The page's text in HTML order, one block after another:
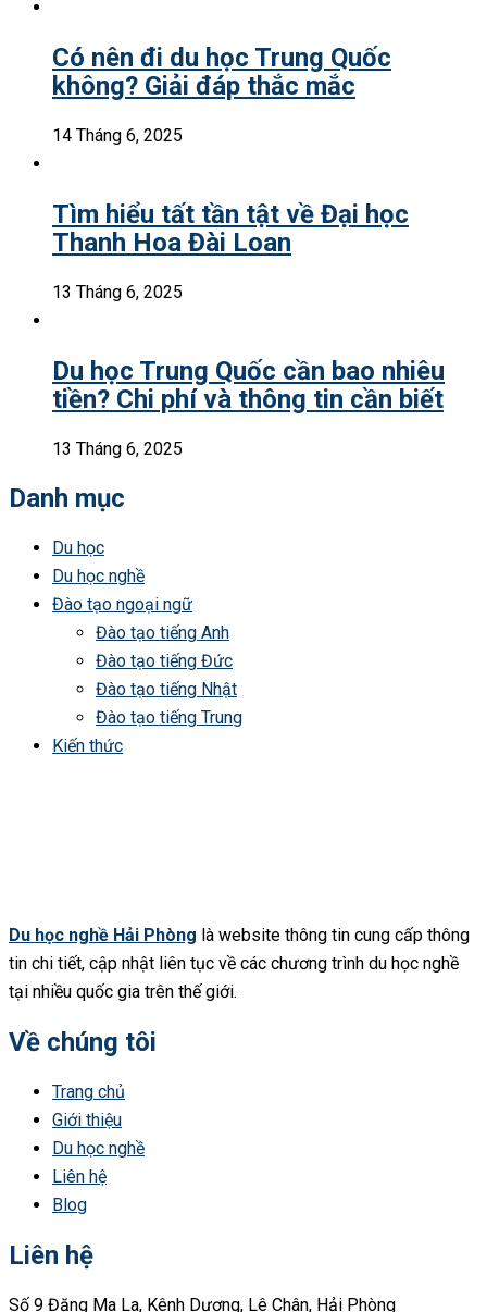
Có nên đi du học Trung Quốc
không? Giải đáp thắc mắc
14 Tháng 6, 2025
Tìm hiểu tất tần tật về Đại học
Thanh Hoa Đài Loan
13 Tháng 6, 2025
Du học Trung Quốc cần bao nhiêu
tiền? Chi phí và thông tin cần biết
13 Tháng 6, 2025
Danh mục
Du học
Du học nghề
Đào tạo ngoại ngữ
Đào tạo tiếng Anh
Đào tạo tiếng Đức
Đào tạo tiếng Nhật
Đào tạo tiếng Trung
Kiến thức
Du học nghề Hải Phòng là website thông tin cung cấp thông
tin chi tiết, cập nhật liên tục về các chương trình du học nghề
tại nhiều quốc gia trên thế giới.
Về chúng tôi
Trang chủ
Giới thiệu
Du học nghề
Liên hệ
Blog
Liên hệ
Số 9 Đặng Ma La, Kênh Dương, Lê Chân, Hải Phòng